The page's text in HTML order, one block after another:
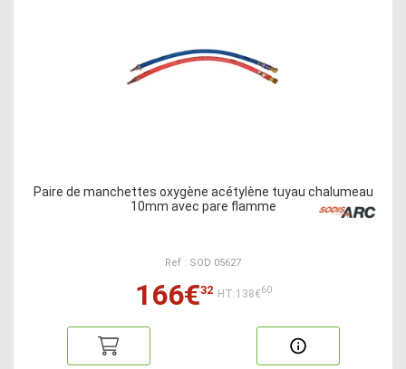
Paire de manchettes oxygène acétylène tuyau chalumeau
10mm avec pare flamme
Ref : SOD 05627
166€32 HT:138€60